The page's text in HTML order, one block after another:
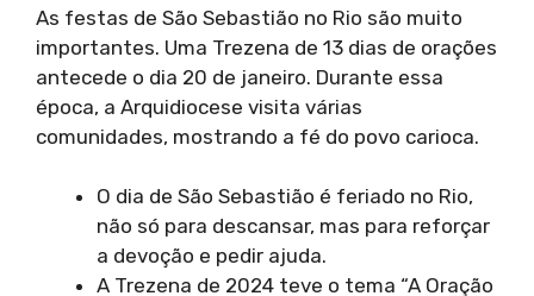
As festas de São Sebastião no Rio são muito
importantes. Uma Trezena de 13 dias de orações
antecede o dia 20 de janeiro. Durante essa
época, a Arquidiocese visita várias
comunidades, mostrando a fé do povo carioca.
O dia de São Sebastião é feriado no Rio,
não só para descansar, mas para reforçar
a devoção e pedir ajuda.
A Trezena de 2024 teve o tema “A Oração